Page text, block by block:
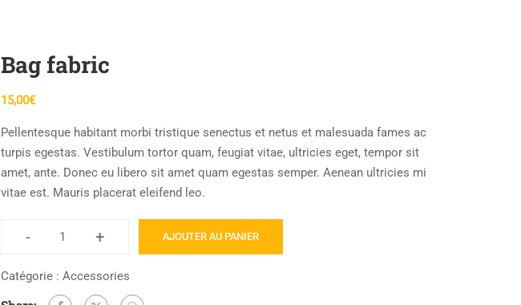
Bag fabric
15,00€
Pellentesque habitant morbi tristique senectus et netus et malesuada fames ac
turpis egestas. Vestibulum tortor quam, feugiat vitae, ultricies eget, tempor sit
amet, ante. Donec eu libero sit amet quam egestas semper. Aenean ultricies mi
vitae est. Mauris placerat eleifend leo.
-
quantité+ AJOUTER AU PANIER
Catégorie : Accessories